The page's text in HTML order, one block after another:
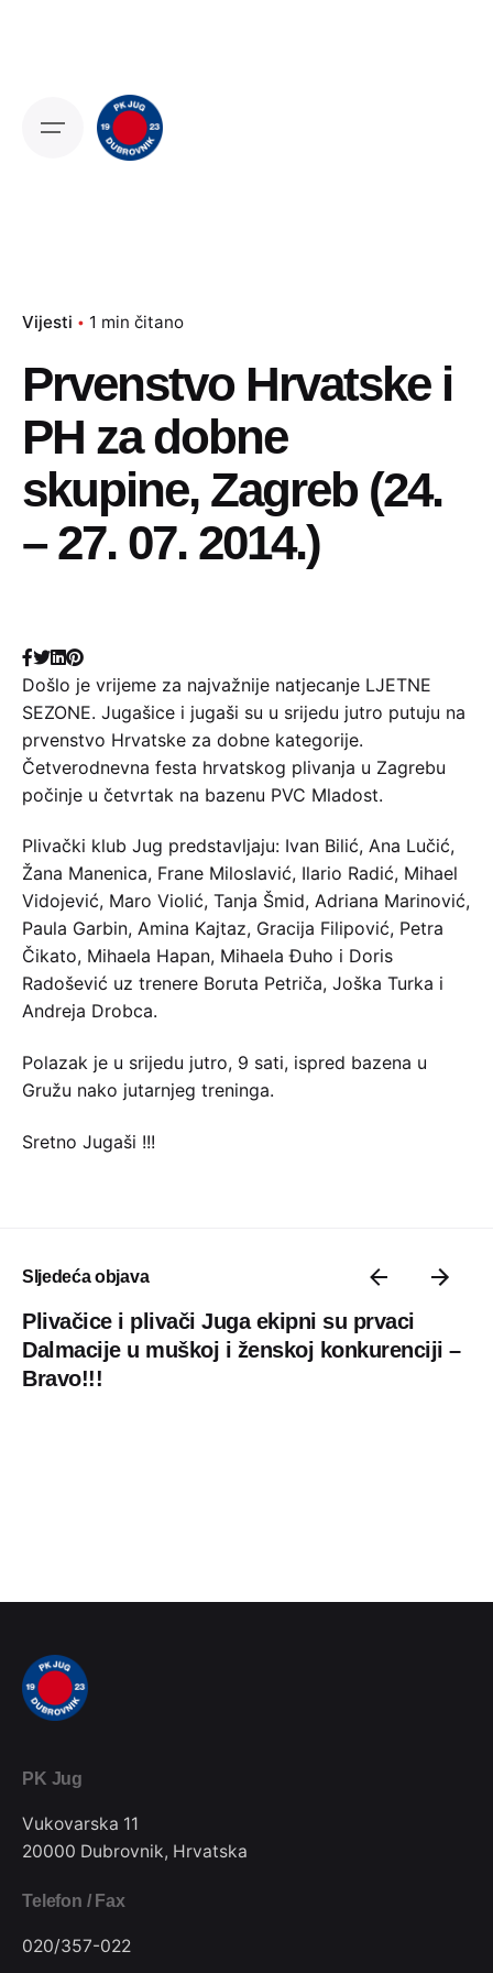
Vijesti 1 min čitano
Prvenstvo Hrvatske i
PH za dobne
skupine, Zagreb (24.
– 27. 07. 2014.)
Došlo je vrijeme za najvažnije natjecanje LJETNE
SEZONE. Jugašice i jugaši su u srijedu jutro putuju na
prvenstvo Hrvatske za dobne kategorije.
Četverodnevna festa hrvatskog plivanja u Zagrebu
počinje u četvrtak na bazenu PVC Mladost.
Plivački klub Jug predstavljaju: Ivan Bilić, Ana Lučić,
Žana Manenica, Frane Miloslavić, Ilario Radić, Mihael
Vidojević, Maro Violić, Tanja Šmid, Adriana Marinović,
Paula Garbin, Amina Kajtaz, Gracija Filipović, Petra
Čikato, Mihaela Hapan, Mihaela Đuho i Doris
Radošević uz trenere Boruta Petriča, Joška Turka i
Andreja Drobca.
Polazak je u srijedu jutro, 9 sati, ispred bazena u
Gružu nako jutarnjeg treninga.
Sretno Jugaši !!!
Sljedeća objava
Plivačice i plivači Juga ekipni su prvaci
Dalmacije u muškoj i ženskoj konkurenciji –
Bravo!!!
PK Jug
Vukovarska 11
20000 Dubrovnik, Hrvatska
Telefon / Fax
020/357-022